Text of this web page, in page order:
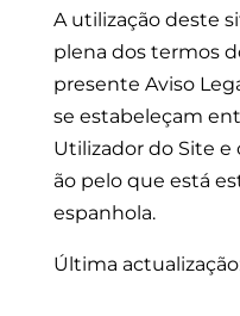
A utilização deste
plena dos termos
presente Aviso
se estabeleçam
Utilizador do Site e
ão pelo que está
espanhola.
Última